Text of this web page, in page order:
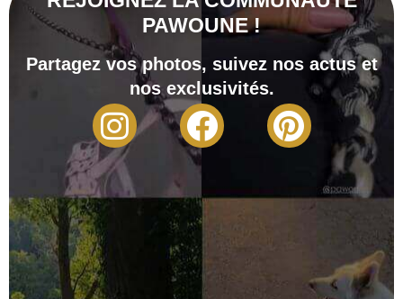
PAWOUNE !
Partagez vos photos, suivez nos actus et
nos exclusivités.